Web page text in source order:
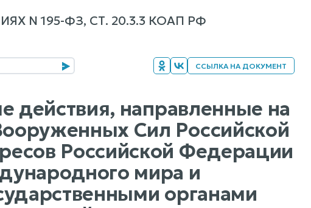
N 195-ФЗ, СТ. 20.3.3 КОАП РФ
ССЫЛКА НА ДОКУМЕНТ
действия, направленные на
Сил Российской
Российской Федерации
мира и
органами